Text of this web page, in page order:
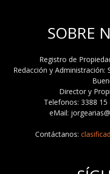
SOBRE
Registro de
Redacción y Administración:
Director y
Telefonos: 3388
eMail:
Contáctanos: